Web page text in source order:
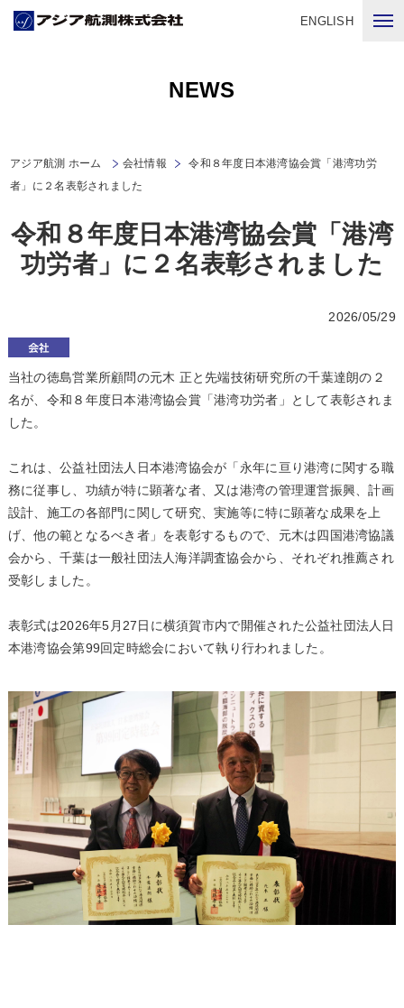
ENGLISH
NEWS
アジア航測 ホーム 会社情報
令和８年度日本港湾協会賞「港湾功労
者」に２名表彰されました
令和８年度日本港湾協会賞「港湾
功労者」に２名表彰されました
2026/05/29
当社の徳島営業所顧問の元木 正と先端技術研究所の千葉達朗の２
名が、令和８年度日本港湾協会賞「港湾功労者」として表彰されま
した。
これは、公益社団法人日本港湾協会が「永年に亘り港湾に関する職
務に従事し、功績が特に顕著な者、又は港湾の管理運営振興、計画
設計、施工の各部門に関して研究、実施等に特に顕著な成果を上
げ、他の範となるべき者」を表彰するもので、元木は四国港湾協議
会から、千葉は一般社団法人海洋調査協会から、それぞれ推薦され
受彰しました。
表彰式は2026年5月27日に横須賀市内で開催された公益社団法人日
本港湾協会第99回定時総会において執り行われました。